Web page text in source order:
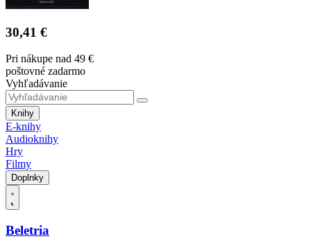
30,41 €
Pri nákupe nad 49 €
poštovné zadarmo
Vyhľadávanie
Knihy
E-knihy
Audioknihy
Hry
Filmy
Doplnky
Beletria